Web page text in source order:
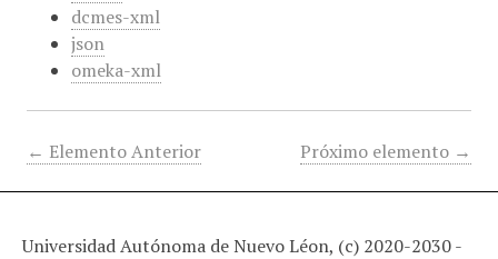
dcmes-xml
json
omeka-xml
← Elemento Anterior Próximo elemento →
Universidad Autónoma de Nuevo Léon, (c) 2020-2030 -